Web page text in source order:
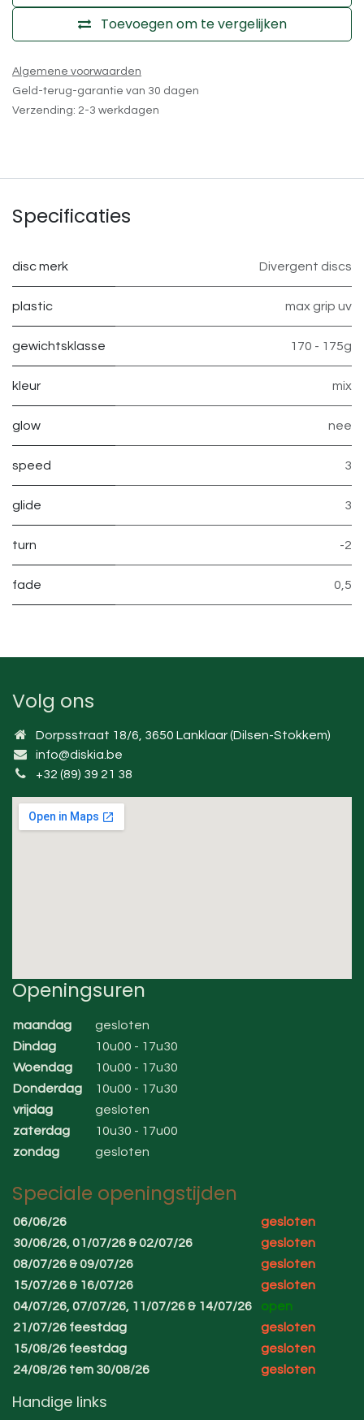
Toevoegen om te vergelijken
Algemene voorwaarden
Geld-terug-garantie van 30 dagen
Verzending: 2-3 werkdagen
Specificaties
disc merk Divergent discs
plastic max grip uv
gewichtsklasse 170 - 175g
kleur mix
glow nee
speed 3
glide 3
turn -2
fade 0,5
Volg ons
Dorpsstraat 18/6, 3650 Lanklaar (Dilsen-Stokkem)
info@diskia.be
+32 (89) 39 21 38
Openingsuren
maandag
gesloten
Dindag
10u00 - 17u30
Woendag
10u00 - 17u30
Donderdag
10u00 - 17u30
vrijdag
gesloten
zaterdag
10u30 - 17u00
zondag
gesloten
Speciale openingstijden
06/06/26
gesloten
30/06/26, 01/07/26 & 02/07/26
gesloten
08/07/26 & 09/07/26
gesloten
15/07/26 & 16/07/26
gesloten
04/07/26, 07/07/26, 11/07/26 & 14/07/26
open
21/07/26 feestdag
gesloten
15/08/26 feestdag
gesloten
24/08/26 tem 30/08/26
gesloten
Handige links